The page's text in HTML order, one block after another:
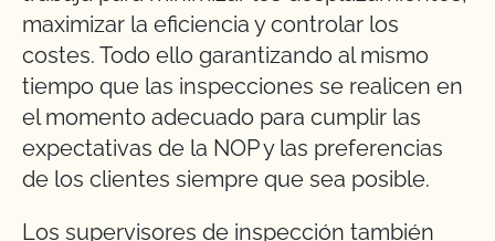
maximizar la eficiencia y controlar los
costes. Todo ello garantizando al mismo
tiempo que las inspecciones se realicen en
el momento adecuado para cumplir las
expectativas de la NOP y las preferencias
de los clientes siempre que sea posible.
Los supervisores de inspección también